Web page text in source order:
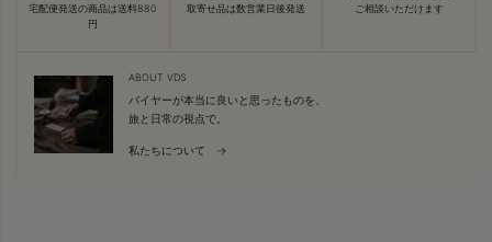
宅配便発送の商品は送料880
円
取寄せ品は数営業日後発送
ご相談いただけます
ABOUT VDS
バイヤーが本当に良いと思ったものを、
旅と日常の視点で。
私たちについて →